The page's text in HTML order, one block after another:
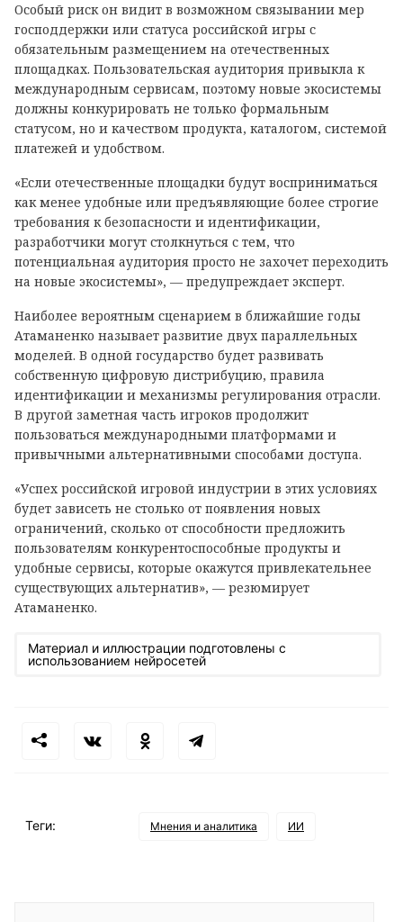
Особый риск он видит в возможном связывании мер
господдержки или статуса российской игры с
обязательным размещением на отечественных
площадках. Пользовательская аудитория привыкла к
международным сервисам, поэтому новые экосистемы
должны конкурировать не только формальным
статусом, но и качеством продукта, каталогом, системой
платежей и удобством.
«Если отечественные площадки будут восприниматься
как менее удобные или предъявляющие более строгие
требования к безопасности и идентификации,
разработчики могут столкнуться с тем, что
потенциальная аудитория просто не захочет переходить
на новые экосистемы», — предупреждает эксперт.
Наиболее вероятным сценарием в ближайшие годы
Атаманенко называет развитие двух параллельных
моделей. В одной государство будет развивать
собственную цифровую дистрибуцию, правила
идентификации и механизмы регулирования отрасли.
В другой заметная часть игроков продолжит
пользоваться международными платформами и
привычными альтернативными способами доступа.
«Успех российской игровой индустрии в этих условиях
будет зависеть не столько от появления новых
ограничений, сколько от способности предложить
пользователям конкурентоспособные продукты и
удобные сервисы, которые окажутся привлекательнее
существующих альтернатив», — резюмирует
Атаманенко.
Материал и иллюстрации подготовлены с
использованием нейросетей
Теги: Мнения и аналитика ИИ